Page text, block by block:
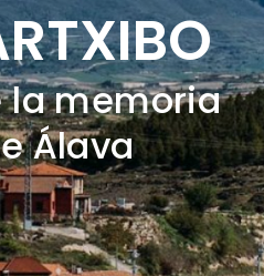
la memoria
Álava